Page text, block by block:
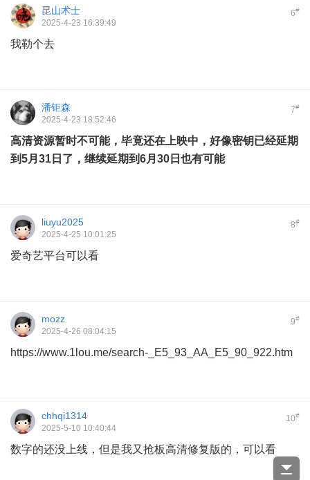
6#
昆山术士
2025-4-23 16:39:49
我勒个去
7#
潘钜森
2025-4-23 18:52:46
高清资源暂时不可能，毕竟还在上映中，好像密钥已经延期
到5月31日了，继续延期到6月30日也有可能
8#
liuyu2025
2025-4-25 10:01:25
爱奇艺平台可以看
9#
mozz
2025-4-26 08:04:15
https://www.1lou.me/search-_E5_93_AA_E5_90_922.htm
10#
chhqi1314
2025-5-10 10:40:44
数字的还没上线，但是我又抢板高清修复版的，可以看